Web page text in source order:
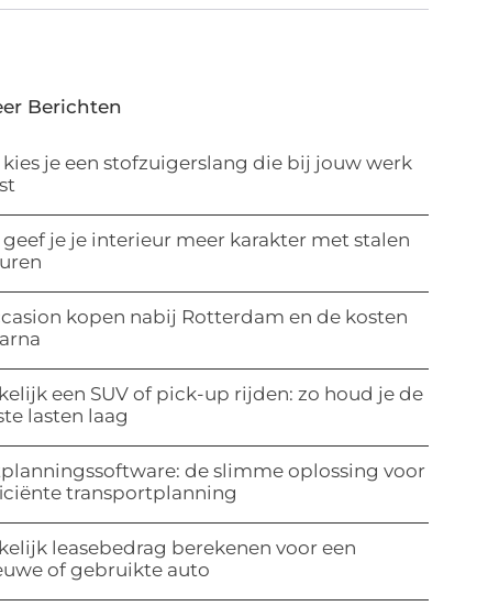
Berichten
kies je een stofzuigerslang die bij jouw werk
geef je je interieur meer karakter met stalen
kopen nabij Rotterdam en de kosten
een SUV of pick-up rijden: zo houd je de
lasten laag
de slimme oplossing voor
transportplanning
leasebedrag berekenen voor een
of gebruikte auto